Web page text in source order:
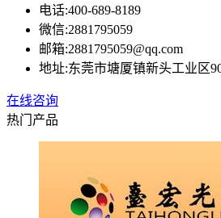
电话:400-689-8189
微信:2881795059
邮箱:2881795059@qq.com
地址:东莞市塘厦镇新头工业区
在线咨询
热门产品